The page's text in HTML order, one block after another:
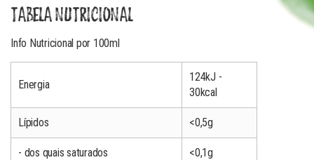
TABELA NUTRICIONAL
Info Nutricional por 100ml
Energia
124kJ -
30kcal
Lípidos <0,5g
- dos quais saturados <0,1g